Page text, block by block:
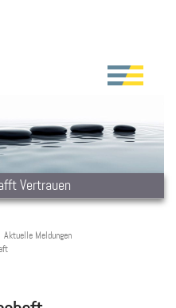
Vertrauen
Aktuelle Meldungen